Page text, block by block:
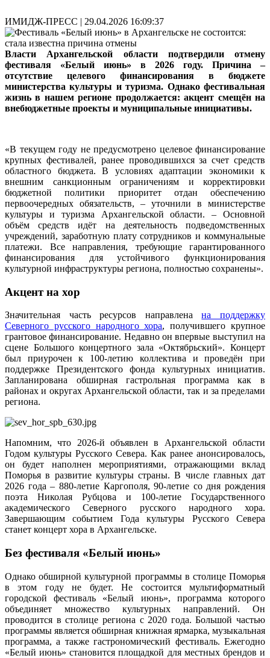
ИМИДЖ-ПРЕСС | 29.04.2026 16:09:37
Власти Архангельской области подтвердили отмену
фестиваля «Белый июнь» в 2026 году. Причина –
отсутствие целевого финансирования в бюджете
министерства культуры и туризма. Однако фестивальная
жизнь в нашем регионе продолжается: акцент смещён на
внебюджетные проекты и муниципальные инициативы.
«В текущем году не предусмотрено целевое финансирование
крупных фестивалей, ранее проводившихся за счет средств
областного бюджета. В условиях адаптации экономики к
внешним санкционным ограничениям и корректировки
бюджетной политики приоритет отдан обеспечению
первоочередных обязательств, – уточнили в министерстве
культуры и туризма Архангельской области. – Основной
объём средств идёт на деятельность подведомственных
учреждений, заработную плату сотрудников и коммунальные
платежи. Все направления, требующие гарантированного
финансирования для устойчивого функционирования
культурной инфраструктуры региона, полностью сохранены».
Акцент на хор
Значительная часть ресурсов направленана поддержку
Северного русского народного хора, получившего крупное
грантовое финансирование. Недавно он впервые выступил на
сцене Большого концертного зала «Октябрьский». Концерт
был приурочен к 100-летию коллектива и проведён при
поддержке Президентского фонда культурных инициатив.
Запланирована обширная гастрольная программа как в
районах и округах Архангельской области, так и за пределами
региона.
Напомним, что 2026-й объявлен в Архангельской области
Годом культуры Русского Севера. Как ранее анонсировалось,
он будет наполнен мероприятиями, отражающими вклад
Поморья в развитие культуры страны. В числе главных дат
2026 года – 880-летие Каргополя, 90-летие со дня рождения
поэта Николая Рубцова и 100-летие Государственного
академического Северного русского народного хора.
Завершающим событием Года культуры Русского Севера
станет концерт хора в Архангельске.
Без фестиваля «Белый июнь»
Однако обширной культурной программы в столице Поморья
в этом году не будет. Не состоится мультиформатный
городской фестиваль «Белый июнь», программа которого
объединяет множество культурных направлений. Он
проводится в столице региона с 2020 года. Большой частью
программы является обширная книжная ярмарка, музыкальная
программа, а также гастрономический фестиваль. Ежегодно
«Белый июнь» становится площадкой для местных брендов и